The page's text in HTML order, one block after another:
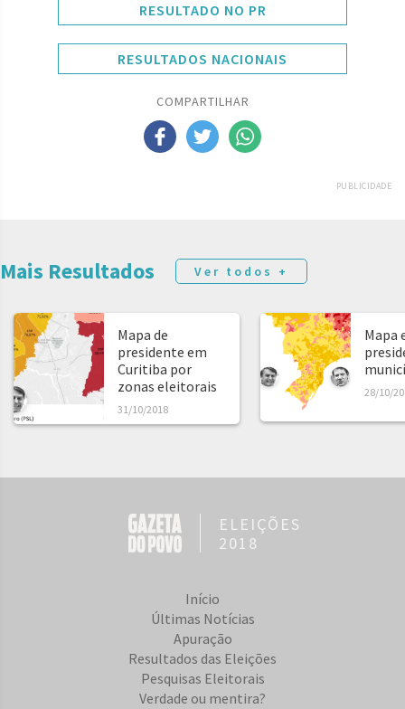
RESULTADO NO PR
RESULTADOS NACIONAIS
COMPARTILHAR
PUBLICIDADE
Mais Resultados Ver todos +
Mapa de
presidente em
Curitiba por
zonas eleitorais
31/10/2018
Mapa
28/10/
ELEIÇÕES
2018
Início
Últimas Notícias
Apuração
Resultados das Eleições
Pesquisas Eleitorais
Verdade ou mentira?